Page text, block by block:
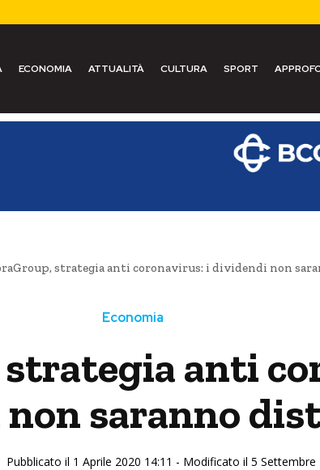
ECONOMIA ATTUALITÀ CULTURA SPORT
strategia anti coronavirus: i dividendi non
Economia
anti
saranno
Pubblicato il 1 Aprile 2020 14:11 - Modificato il 5 Settembre